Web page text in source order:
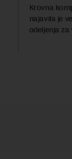
Krovna
najavila je
odeljenja